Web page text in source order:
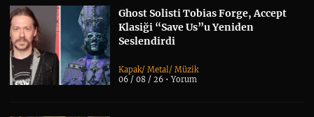
Ghost Solisti Tobias Forge, Accept
Klasiği “Save Us”u Yeniden
Seslendirdi
Kapak/Metal/Müzik
06 / 08 / 26 •Yorum